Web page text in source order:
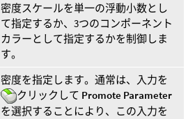
密度スケールを単一の浮動小数とし
て指定するか、3つのコンポーネント
カラーとして指定するかを制御しま
す。
密度を指定します。通常は、入力を
クリックして Promote Parameter
を選択することにより、この入力を